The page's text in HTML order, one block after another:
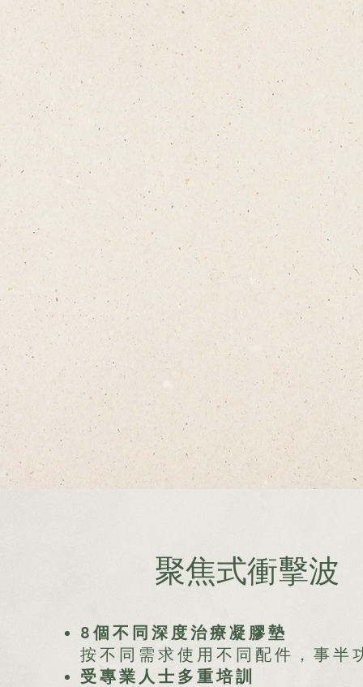
聚焦式衝擊波
8個不同深度治療凝膠墊
按不同需求使用不同配件，事半
​受專業人士多重培訓